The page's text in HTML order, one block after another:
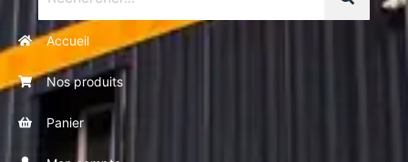
Accueil
Nos produits
Panier